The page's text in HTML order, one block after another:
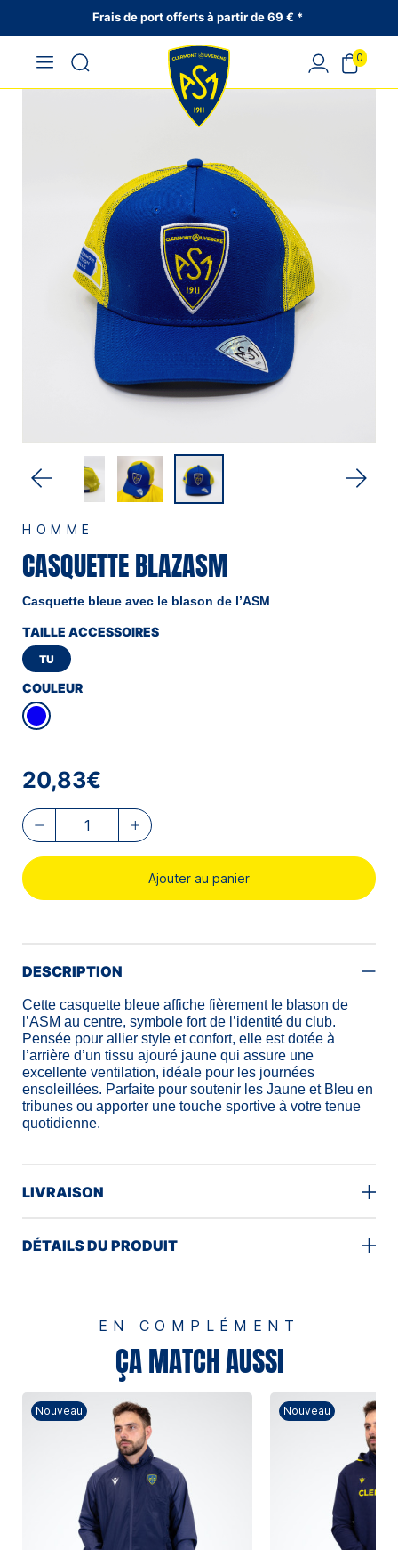
Frais de port offerts à partir de 69 € *
HOMME
CASQUETTE BLAZASM
Casquette bleue avec le blason de l’ASM
TAILLE ACCESSOIRES
TU
COULEUR
20,83€
Ajouter au panier
DESCRIPTION
Cette casquette bleue affiche fièrement le blason de
l’ASM au centre, symbole fort de l’identité du club.
Pensée pour allier style et confort, elle est dotée à
l’arrière d’un tissu ajouré jaune qui assure une
excellente ventilation, idéale pour les journées
ensoleillées. Parfaite pour soutenir les Jaune et Bleu en
tribunes ou apporter une touche sportive à votre tenue
quotidienne.
LIVRAISON
DÉTAILS DU PRODUIT
EN COMPLÉMENT
ÇA MATCH AUSSI
Nouveau Nouveau
0